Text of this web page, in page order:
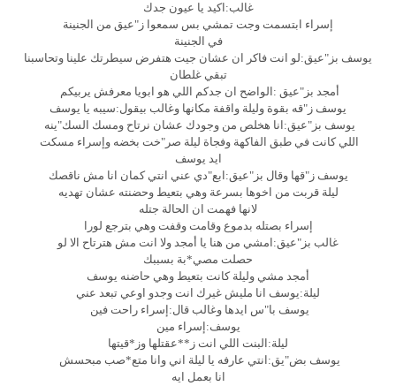
غالب:اكيد يا عيون جدك
إسراء ابتسمت وجت تمشي بس سمعوا ز"عيق من الجنينة
في الجنينة
يوسف بز"عيق:لو انت فاكر ان عشان جيت هتفرض سيطرتك علينا وتحاسبنا
تبقي غلطان
أمجد بز"عيق :الواضح ان جدكم اللي هو ابويا معرفش يربيكم
يوسف ز"قه بقوة وليلة واقفة مكانها وغالب بيقول:سيبه يا يوسف
يوسف بز"عيق:انا هخلص من وجودك عشان نرتاح ومسك السك"ينه
اللي كانت في طبق الفاكهة وفجاة ليلة صر"خت بخضه وإسراء مسكت
ايد يوسف
يوسف ز"قها وقال بز"عيق:ابع"دي عني انتي كمان انا مش ناقصك
ليلة قربت من اخوها بسرعة وهي بتعيط وحضنته عشان تهديه
لانها فهمت ان الحالة جتله
إسراء بصتله بدموع وقامت وقفت وهي بترجع لورا
غالب بز"عيق:امشي من هنا يا أمجد ولا انت مش هترتاح الا لو
حصلت مصي*بة بسببك
أمجد مشي وليلة كانت بتعيط وهي حاضنه يوسف
ليلة:يوسف انا مليش غيرك انت وجدو اوعي تبعد عني
يوسف با"س ايدها وغالب قال:إسراء راحت فين
يوسف:إسراء مين
ليلة:البنت اللي انت ز**عقتلها وز*قيتها
يوسف بض"يق:انتي عارفه يا ليلة اني وانا متع*صب مبحسش
انا بعمل ايه